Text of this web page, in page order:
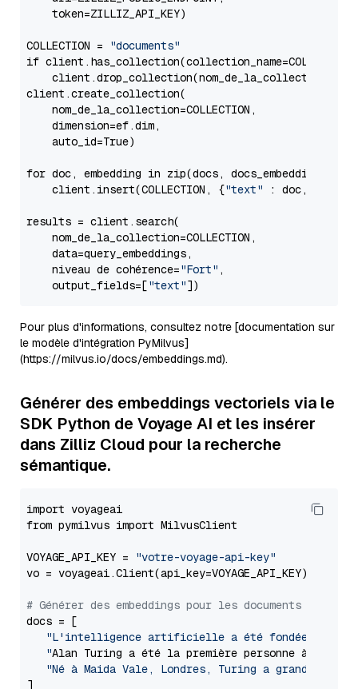
    token=ZILLIZ_API_KEY)
COLLECTION =
"documents"
if
client.create_collection(
    nom_de_la_collection=COLLECTION,
    dimension=ef.dim,
    auto_id=True)
for doc, embedding in zip(docs, docs_embeddings) :
    client.insert(COLLECTION, {
"text" : doc,
results = client.search(
    nom_de_la_collection=COLLECTION,
    data=query_embeddings,
    niveau de cohérence=
"Fort" ,
    output_fields=[
"text"
Pour plus d'informations, consultez notre [documentation sur
le modèle d'intégration PyMilvus]
(https://milvus.io/docs/embeddings.md).
Générer des embeddings vectoriels via le
SDK Python de Voyage AI et les insérer
dans Zilliz Cloud pour la recherche
sémantique.
import voyageai
from pymilvus import MilvusClient
VOYAGE_API_KEY =
"votre-voyage-api-key"
vo = voyageai.Client(api_key=VOYAGE_API_KEY)
# Générer des embeddings pour les documents
docs = [
"L'intelligence artificielle a été fondée en
   "
Alan Turing a été la première personne à
"Né à Maida Vale, Londres, Turing a grandi
]